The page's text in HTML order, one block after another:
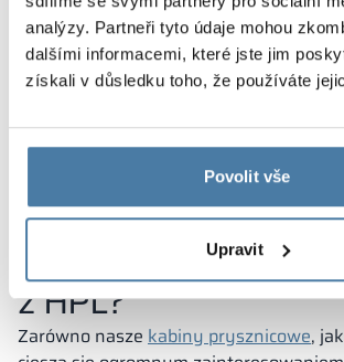
analýzy. Partneři tyto údaje mohou
dalšími informacemi, které jste jim
získali v důsledku toho, že používáte
Povolit vše
Upravit
ponieważ ich kolorystyka jest
wystroju pomieszczenia, w którym się
naszafki szkolnemożna nanieść
zawsze są uwzględnione walory
są ich nieodzowną zaletą.
Kabiny WC –
Gdzie montujemy
z HPL?
Zarówno nasze kabiny prysznicowe,